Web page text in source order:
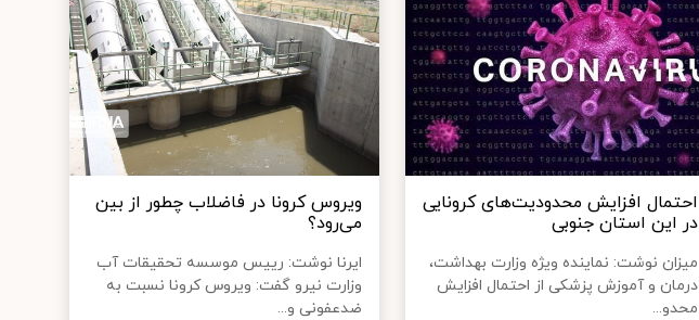
احتمال افزایش محدودیت‌های کرونایی
در این استان جنوبی
میزان نوشت: نماینده ویژه وزارت بهداشت،
درمان و آموزش پزشکی از احتمال افزایش
محدو...
ویروس کرونا در فاضلاب چطور از بین
می‌رود؟
ایرنا نوشت: رییس موسسه تحقیقات آب
وزارت نیرو گفت: ویروس کرونا نسبت به
ضدعفونی و...